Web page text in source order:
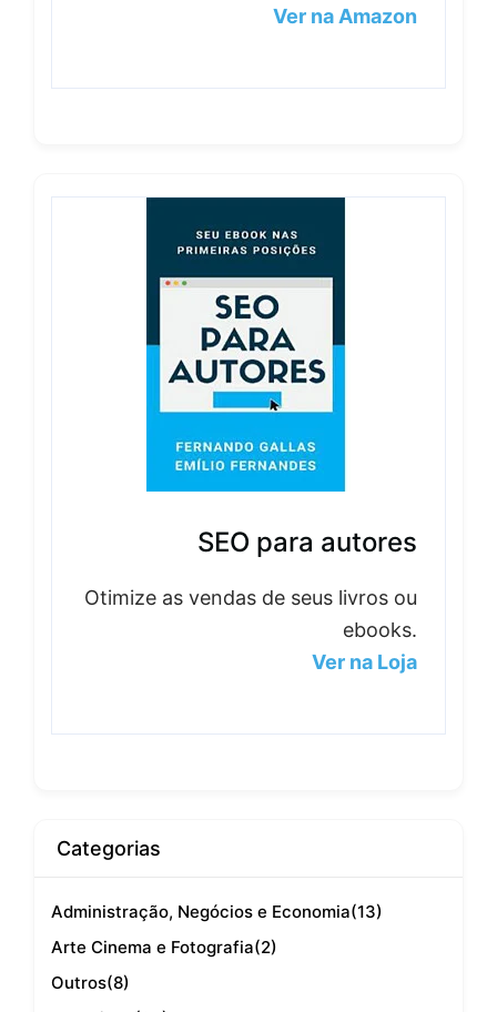
Ver na Amazon
SEO para autores
Otimize as vendas de seus livros ou
ebooks.
Ver na Loja
Categorias
Administração, Negócios e Economia(13)
Arte Cinema e Fotografia(2)
Outros(8)